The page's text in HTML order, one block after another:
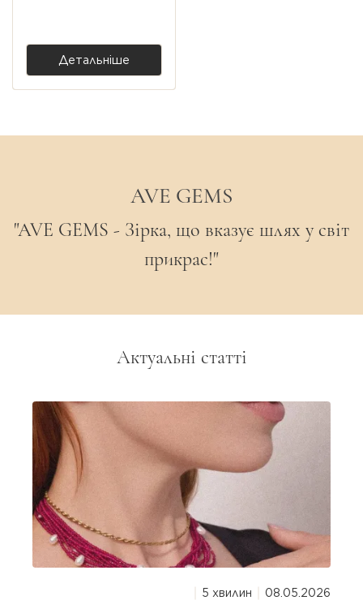
Детальніше
AVE GEMS
"AVE GEMS - Зірка, що вказує шлях у світ
прикрас!"
Актуальні статті
5 хвилин 08.05.2026